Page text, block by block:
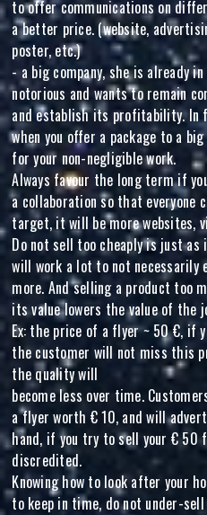
to offer communications on
a better price. (website,
poster, etc.)
- a big company, she is already
notorious and wants to remain
and establish its profitability. In
when you offer a package to a
for your non-negligible work.
Always favour the long term if
a collaboration so that everyone
target, it will be more websites,
Do not sell too cheaply is just as
will work a lot to not necessarily
more. And selling a product too
its value lowers the value of the
Ex: the price of a flyer ~ 50 €, if
the customer will not miss this
the quality will
become less over time.
a flyer worth € 10, and will
hand, if you try to sell your € 50
discredited.
Knowing how to look after your
to keep in time, do not under-